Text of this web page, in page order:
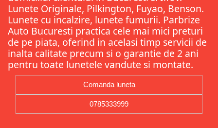
Lunete Originale, Pilkington, Fuyao, Benson.
Lunete cu incalzire, lunete fumurii. Parbrize
Auto Bucuresti practica cele mai mici preturi
de pe piata, oferind in acelasi timp servicii de
inalta calitate precum si o garantie de 2 ani
pentru toate lunetele vandute si montate.
Comanda luneta
0785333999